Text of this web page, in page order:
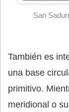
San
También es
una base
primitivo.
meridional o